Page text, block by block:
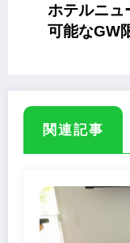
ホテルニュ
可能なGW
関連記事